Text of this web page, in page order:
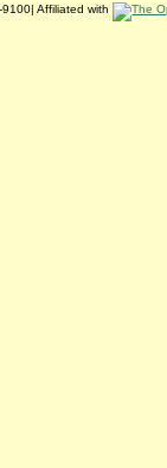
Affiliated with